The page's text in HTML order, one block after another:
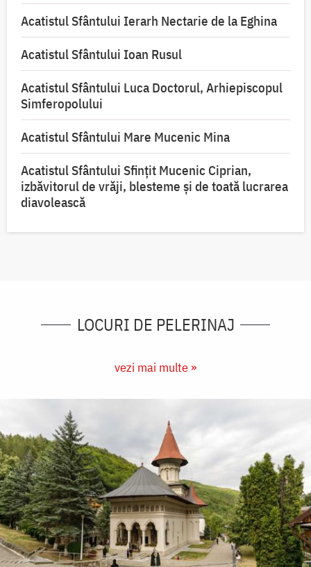
Acatistul Sfântului Ierarh Nectarie de la Eghina
Acatistul Sfântului Ioan Rusul
Acatistul Sfântului Luca Doctorul, Arhiepiscopul
Simferopolului
Acatistul Sfântului Mare Mucenic Mina
Acatistul Sfântului Sfințit Mucenic Ciprian,
izbăvitorul de vrăji, blesteme și de toată lucrarea
diavolească
LOCURI DE PELERINAJ
vezi mai multe »